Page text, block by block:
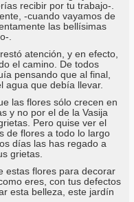
recibir por tu trabajo-.
-cuando vayamos de
las bellísimas
.
atención, y en efecto,
el camino. De todos
pensando que al final,
agua que debía llevar.
las flores sólo crecen en
y no por el de la Vasija
Pero quise ver el
de flores a todo lo largo
días las has regado a
grietas.
estas flores para decorar
eres, con tus defectos
esta belleza, este jardín